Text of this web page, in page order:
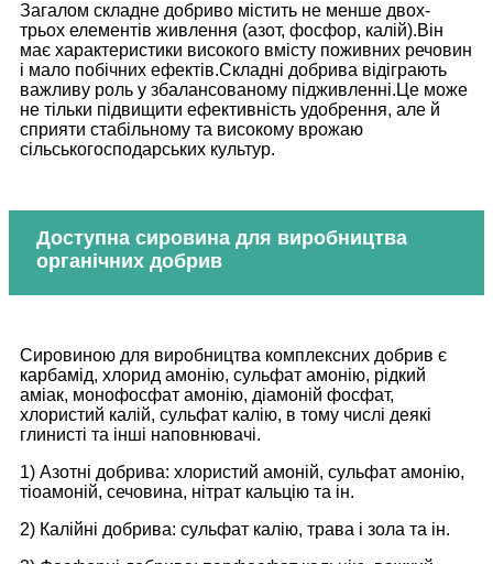
Загалом складне добриво містить не менше двох-
трьох елементів живлення (азот, фосфор, калій).Він
має характеристики високого вмісту поживних речовин
і мало побічних ефектів.Складні добрива відіграють
важливу роль у збалансованому підживленні.Це може
не тільки підвищити ефективність удобрення, але й
сприяти стабільному та високому врожаю
сільськогосподарських культур.
Доступна сировина для виробництва
органічних добрив
Сировиною для виробництва комплексних добрив є
карбамід, хлорид амонію, сульфат амонію, рідкий
аміак, монофосфат амонію, діамоній фосфат,
хлористий калій, сульфат калію, в тому числі деякі
глинисті та інші наповнювачі.
1) Азотні добрива: хлористий амоній, сульфат амонію,
тіоамоній, сечовина, нітрат кальцію та ін.
2) Калійні добрива: сульфат калію, трава і зола та ін.